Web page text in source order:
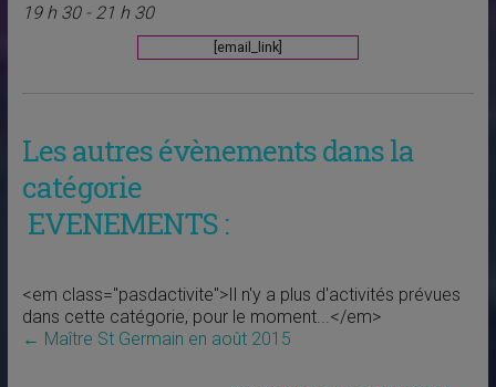
19 h 30 - 21 h 30
[email_link]
Les autres évènements dans la
catégorie
EVENEMENTS :
<em class="pasdactivite">Il n'y a plus d'activités prévues
dans cette catégorie, pour le moment...</em>
← Maître St Germain en août 2015